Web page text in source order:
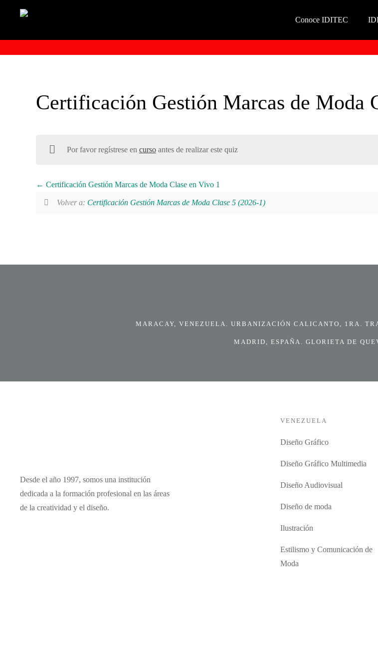
Conoce IDITEC
Certificación Gestión Marcas de Moda
Por favor regístrese en cursoantes de realizar este quiz
Certificación Gestión Marcas de Moda Clase en Vivo 1
Volver a: Certificación Gestión Marcas de Moda Clase 5 (2026-1)
MARACAY, VENEZUELA. URBANIZACIÓN CALICANTO, 1RA.
MADRID, ESPAÑA. GLORIETA DE
Desde el año 1997, somos una institución
dedicada a la formación profesional en las áreas
de la creatividad y el diseño.
VENEZUELA
Diseño Gráfico
Diseño Gráfico Multimedia
Diseño Audiovisual
Diseño de moda
Ilustración
Estilismo y Comunicación de
Moda